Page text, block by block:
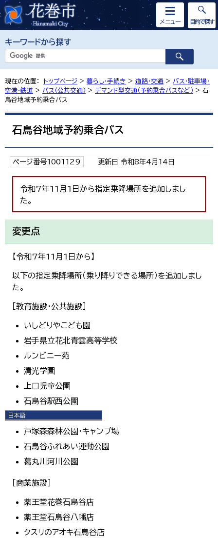
キーワードから探す
メニュー
日本語
English
한국어
繁體中文
目的で探す
現在の位置： トップページ > 暮らし・手続き > 道路・交通 > バス・駐車場・
空港・鉄道 > バス（公共交通） > デマンド型交通（予約乗合バスなど） > 石
鳥谷地域予約乗合バス
石鳥谷地域予約乗合バス
ページ番号1001129 更新日 令和8年4月14日
令和7年11月1日から指定乗降場所を追加しまし
た。
変更点
【令和7年11月1日から】
以下の指定乗降場所（乗り降りできる場所）を追加しまし
た。
［教育施設・公共施設］
いしどりやこども園
岩手県立花北青雲高等学校
ルンビニー苑
清光学園
上口児童公園
石鳥谷駅西公園
上町公園
戸塚森森林公園・キャンプ場
石鳥谷ふれあい運動公園
葛丸川河川公園
［商業施設］
薬王堂花巻石鳥谷店
薬王堂石鳥谷八幡店
クスリのアオキ石鳥谷店